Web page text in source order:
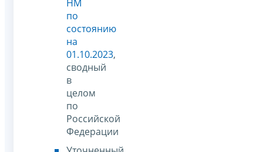
НМ
по
состоянию
на
01.10.2023,
сводный
в
целом
по
Российской
Федерации